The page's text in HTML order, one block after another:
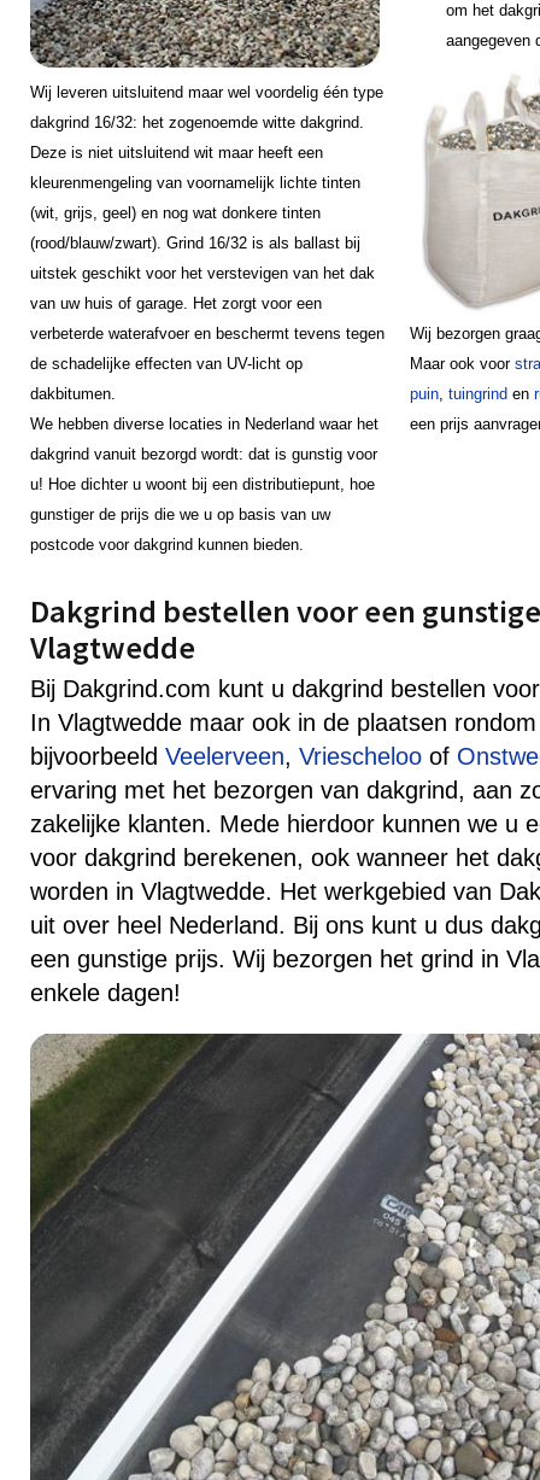
Wij leveren uitsluitend maar wel voordelig één type
dakgrind 16/32: het zogenoemde witte dakgrind.
Deze is niet uitsluitend wit maar heeft een
kleurenmengeling van voornamelijk lichte tinten
(wit, grijs, geel) en nog wat donkere tinten
(rood/blauw/zwart). Grind 16/32 is als ballast bij
uitstek geschikt voor het verstevigen van het dak
van uw huis of garage. Het zorgt voor een
verbeterde waterafvoer en beschermt tevens tegen
de schadelijke effecten van UV-licht op
dakbitumen.
We hebben diverse locaties in Nederland waar het
dakgrind vanuit bezorgd wordt: dat is gunstig voor
u! Hoe dichter u woont bij een distributiepunt, hoe
gunstiger de prijs die we u op basis van uw
postcode voor dakgrind kunnen bieden.
om het
aangegeven
Wij bezorgen
Maar ook voor
puin, tuingrind en
een prijs
Dakgrind bestellen voor een
Vlagtwedde
Bij Dakgrind.com kunt u dakgrind bestellen
In Vlagtwedde maar ook in de plaatsen
bijvoorbeeld Veelerveen, Vriescheloo of
ervaring met het bezorgen van dakgrind, aan
zakelijke klanten. Mede hierdoor kunnen we u
voor dakgrind berekenen, ook wanneer het
worden in Vlagtwedde. Het werkgebied van
uit over heel Nederland. Bij ons kunt u dus
een gunstige prijs. Wij bezorgen het grind in
enkele dagen!